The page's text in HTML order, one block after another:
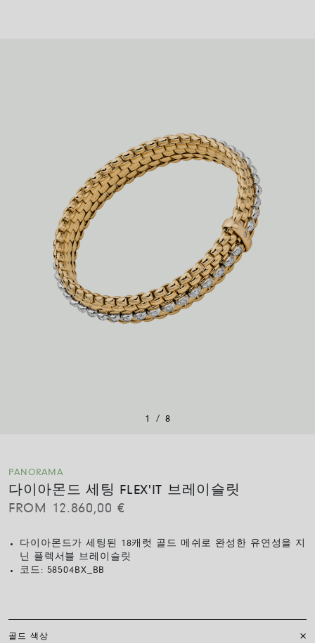
1 / 8
PANORAMA
다이아몬드 세팅 FLEX'IT 브레이슬릿
FROM
12.860,00 €
다이아몬드가 세팅된 18캐럿 골드 메쉬로 완성한 유연성을 지
닌 플렉서블 브레이슬릿
코드: 58504BX_BB
골드 색상